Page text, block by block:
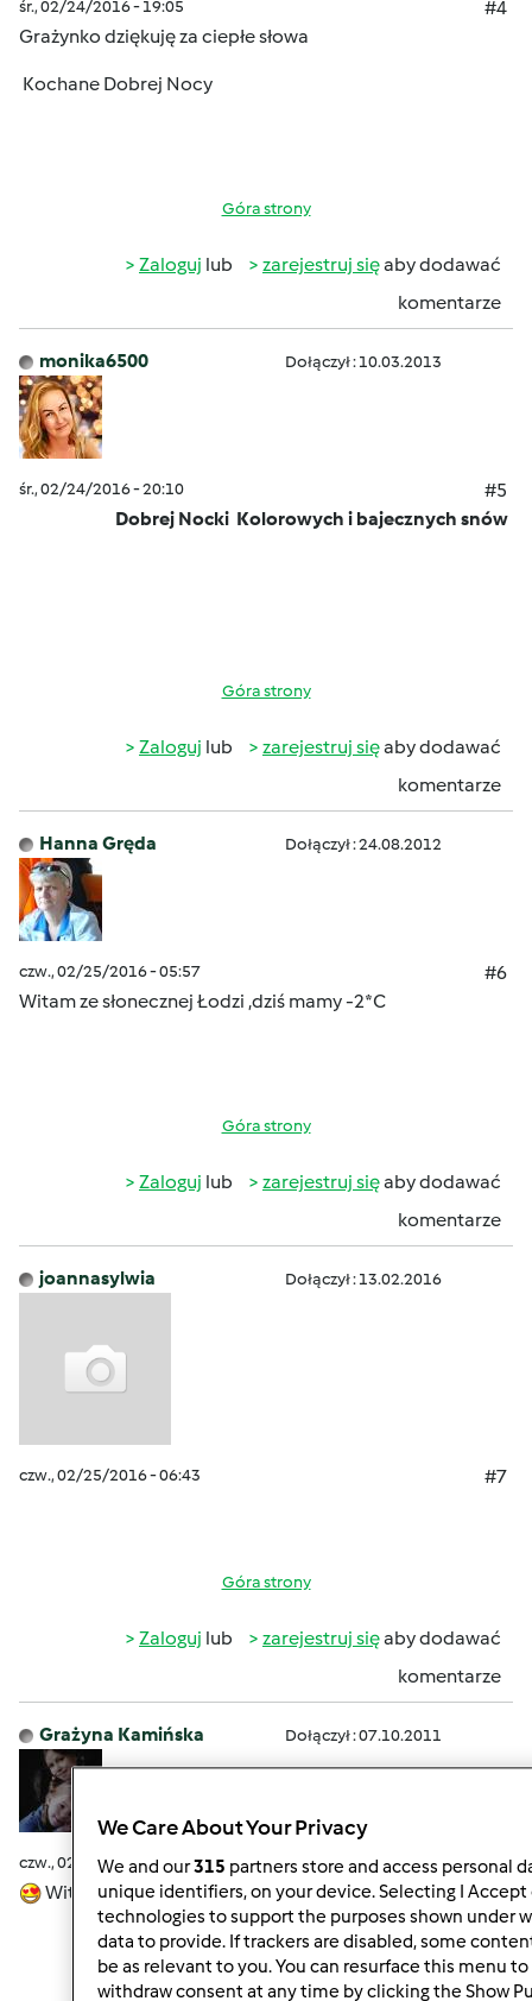
śr., 02/24/2016 - 19:05
#4
Grażynko dziękuję za ciepłe słowa
Kochane Dobrej Nocy
Góra strony
Zaloguj lub zarejestruj sięaby dodawać
komentarze
monika6500 Dołączył : 10.03.2013
śr., 02/24/2016 - 20:10
#5
Dobrej Nocki Kolorowych i bajecznych snów
Góra strony
Zaloguj lub zarejestruj sięaby dodawać
komentarze
Hanna Gręda Dołączył : 24.08.2012
czw., 02/25/2016 - 05:57
#6
Witam ze słonecznej Łodzi ,dziś mamy -2*C
Góra strony
Zaloguj lub zarejestruj sięaby dodawać
komentarze
joannasylwia Dołączył : 13.02.2016
czw., 02/25/2016 - 06:43 #7
Góra strony
Zaloguj lub zarejestruj sięaby dodawać
komentarze
Grażyna Kamińska Dołączył : 07.10.2011
czw., 02/25/2016 - 08:35
#8
Witam serdecznie
We Care About Your Privacy
We and our315 partners store and access personal
unique identifiers, on your device. Selecting I
technologies to support the purposes shown under
data to provide. If trackers are disabled, some
be as relevant to you. You can resurface this menu
withdraw consent at any time by clicking the Show